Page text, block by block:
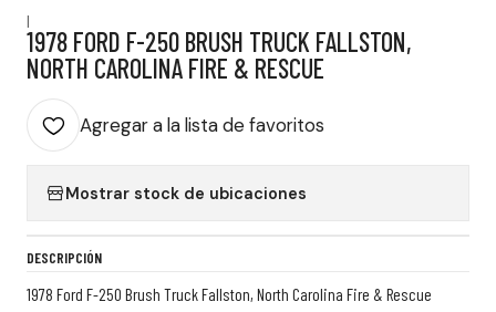
|
1978 FORD F-250 BRUSH TRUCK FALLSTON,
NORTH CAROLINA FIRE & RESCUE
Agregar a la lista de favoritos
Mostrar stock de ubicaciones
DESCRIPCIÓN
1978 Ford F-250 Brush Truck Fallston, North Carolina Fire & Rescue